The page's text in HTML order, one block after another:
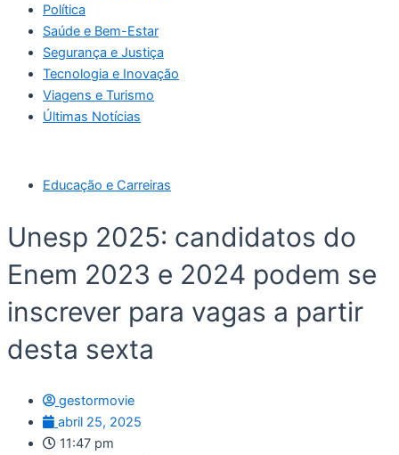
Política
Saúde e Bem-Estar
Segurança e Justiça
Tecnologia e Inovação
Viagens e Turismo
Últimas Notícias
Educação e Carreiras
Unesp 2025: candidatos do
Enem 2023 e 2024 podem se
inscrever para vagas a partir
desta sexta
gestormovie
abril 25, 2025
11:47 pm